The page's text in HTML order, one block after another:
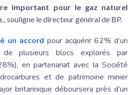
important pour le gaz naturel
, souligne le directeur général de BP.
un accord pour acquérir 62% d’un
de plusieurs blocs explorés par
en partenariat avec la Société
et de patrimoine minier
britannique déboursera près d’un